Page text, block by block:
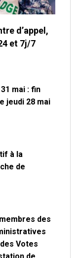
d’appel,
et 7j/7
mai : fin
jeudi 28 mai
à la
de
des
Votes